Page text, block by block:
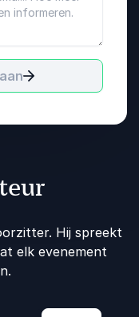
Hij spreekt
elk evenement